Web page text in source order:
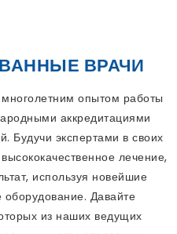
ВРАЧИ
опытом работы
аккредитациями
Будучи экспертами в своих
лечение,
используя новейшие
оборудование. Давайте
из наших ведущих